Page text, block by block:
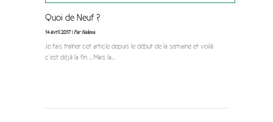
Quoi de Neuf ?
14 avril 2017 |Par Nalexa
Je fais traîner cet article depuis le début de la semaine et voilà
c’est déjà la fin … Mais la...